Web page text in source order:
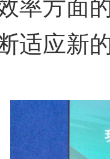
率方面
适应新